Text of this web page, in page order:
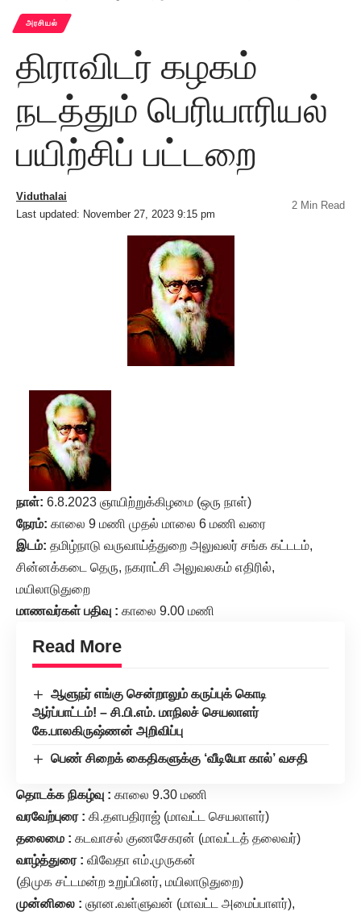
அரசியல்
திராவிடர் கழகம்
நடத்தும் பெரியாரியல்
பயிற்சிப் பட்டறை
Last updated: November 27, 2023 9:15 pm
Viduthalai
2 Min Read
நாள்: 6.8.2023 ஞாயிற்றுக்கிழமை (ஒரு நாள்)
நேரம்: காலை 9 மணி முதல் மாலை 6 மணி வரை
இடம்: தமிழ்நாடு வருவாய்த்துறை அலுவலர் சங்க கட்டடம்,
சின்னக்கடை தெரு, நகராட்சி அலுவலகம் எதிரில்,
மயிலாடுதுறை
மாணவர்கள் பதிவு : காலை 9.00 மணி
Read More
ஆளுநர் எங்கு சென்றாலும் கருப்புக் கொடி
ஆர்ப்பாட்டம்! – சி.பி.எம். மாநிலச் செயலாளர்
கே.பாலகிருஷ்ணன் அறிவிப்பு
பெண் சிறைக் கைதிகளுக்கு ‘வீடியோ கால்’ வசதி
தொடக்க நிகழ்வு : காலை 9.30 மணி
வரவேற்புரை : கி.தளபதிராஜ் (மாவட்ட செயலாளர்)
தலைமை : கடவாசல் குணசேகரன் (மாவட்டத் தலைவர்)
வாழ்த்துரை : விவேதா எம்.முருகன்
(திமுக சட்டமன்ற உறுப்பினர், மயிலாடுதுறை)
முன்னிலை : ஞான.வள்ளுவன் (மாவட்ட அமைப்பாளர்),